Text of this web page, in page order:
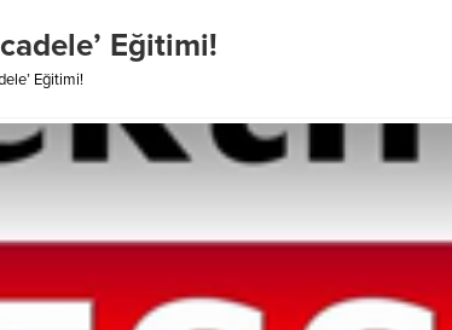
Eğitimi!
Eğitimi!